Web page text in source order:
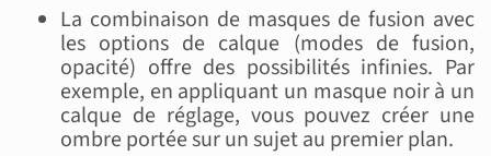
La combinaison de masques de fusion avec
les options de calque (modes de fusion,
opacité) offre des possibilités infinies. Par
exemple, en appliquant un masque noir à un
calque de réglage, vous pouvez créer une
ombre portée sur un sujet au premier plan.